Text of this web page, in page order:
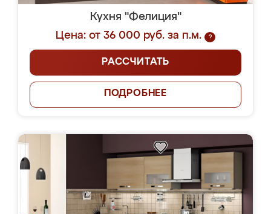
Кухня "Фелиция"
Цена: от 36 000 руб. за п.м.
?
РАССЧИТАТЬ
ПОДРОБНЕЕ